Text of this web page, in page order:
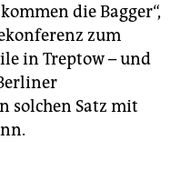
die Bagger“,
zum
in Treptow – und
solchen Satz mit